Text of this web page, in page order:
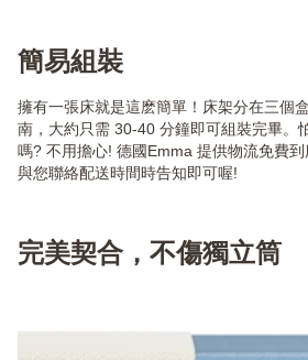
簡易組裝
擁有一張床就是這麽簡單！床架分在三個
南，大約只需 30-40 分鐘即可組裝完畢。
嗎? 不用擔心! 德國Emma 提供物流免費
與您聯絡配送時間時告知即可喔!
完美契合，不傷獨立筒